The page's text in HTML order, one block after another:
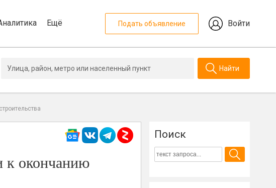
Ещё Подать объявление Войти
Найти
к окончанию
Поиск